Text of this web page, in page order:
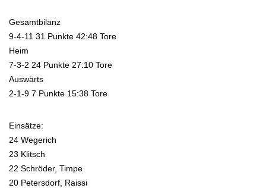
Gesamtbilanz
9-4-11 31 Punkte 42:48 Tore
Heim
7-3-2 24 Punkte 27:10 Tore
Auswärts
2-1-9 7 Punkte 15:38 Tore
Einsätze:
24 Wegerich
23 Klitsch
22 Schröder, Timpe
20 Petersdorf, Raissi